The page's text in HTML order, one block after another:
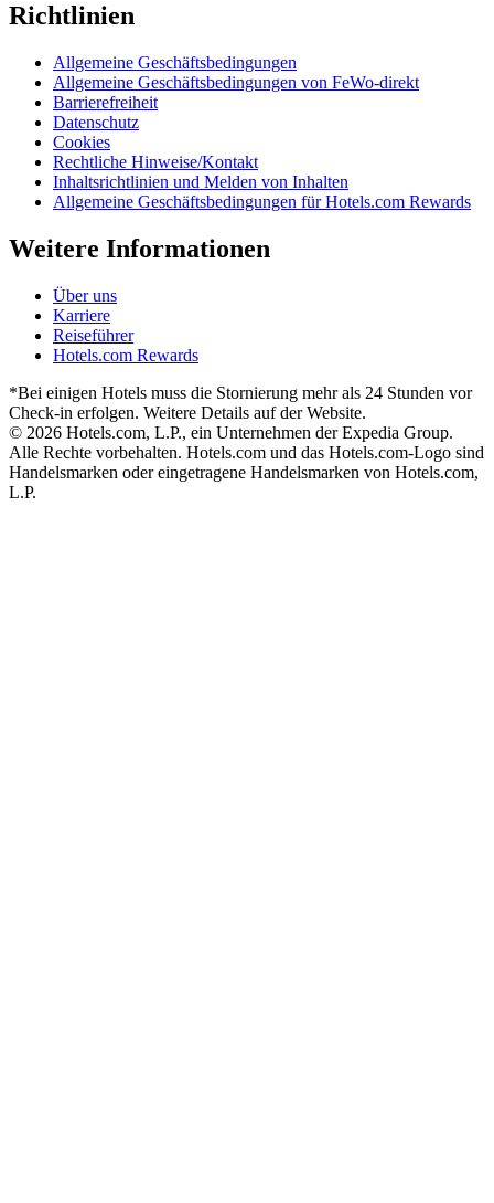
Richtlinien
Allgemeine Geschäftsbedingungen
Allgemeine Geschäftsbedingungen von FeWo-direkt
Barrierefreiheit
Datenschutz
Cookies
Rechtliche Hinweise/Kontakt
Inhaltsrichtlinien und Melden von Inhalten
Allgemeine Geschäftsbedingungen für Hotels.com Rewards
Weitere Informationen
Über uns
Karriere
Reiseführer
Hotels.com Rewards
*Bei einigen Hotels muss die Stornierung mehr als 24 Stunden vor
Check-in erfolgen. Weitere Details auf der Website.
© 2026 Hotels.com, L.P., ein Unternehmen der Expedia Group.
Alle Rechte vorbehalten. Hotels.com und das Hotels.com-Logo sind
Handelsmarken oder eingetragene Handelsmarken von Hotels.com,
L.P.